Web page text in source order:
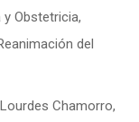
y Obstetricia,
del
Chamorro,